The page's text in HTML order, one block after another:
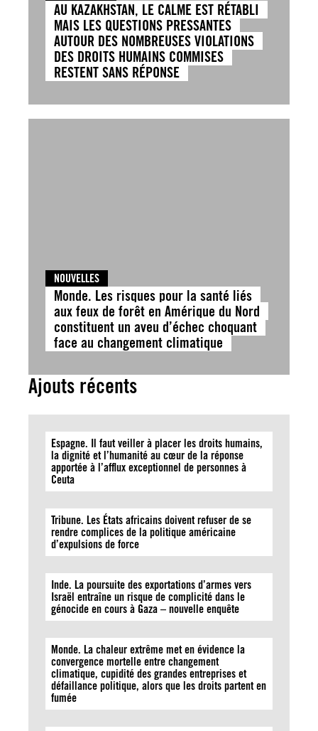
AU KAZAKHSTAN, LE CALME EST RÉTABLI
MAIS LES QUESTIONS PRESSANTES
AUTOUR DES NOMBREUSES VIOLATIONS
DES DROITS HUMAINS COMMISES
RESTENT SANS RÉPONSE
NOUVELLES
Monde. Les risques pour la santé liés
aux feux de forêt en Amérique du Nord
constituent un aveu d’échec choquant
face au changement climatique
Ajouts récents
Espagne. Il faut veiller à placer les droits humains,
la dignité et l’humanité au cœur de la réponse
apportée à l’afflux exceptionnel de personnes à
Ceuta
Tribune. Les États africains doivent refuser de se
rendre complices de la politique américaine
d’expulsions de force
Inde. La poursuite des exportations d’armes vers
Israël entraîne un risque de complicité dans le
génocide en cours à Gaza – nouvelle enquête
Monde. La chaleur extrême met en évidence la
convergence mortelle entre changement
climatique, cupidité des grandes entreprises et
défaillance politique, alors que les droits partent en
fumée